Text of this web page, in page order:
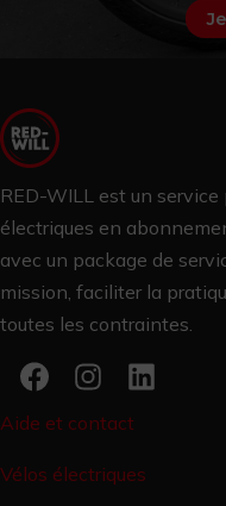
RED-WILL est un
électriques en
avec un package de
mission, faciliter la
toutes les contraintes.
Aide et contact
Vélos électriques